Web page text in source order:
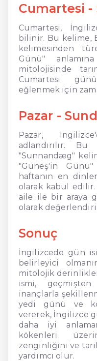
Cumartesi -
Cumartesi,
bilinir. Bu kelime,
kelimesinden
Günü"
mitolojisinde
Cumartesi
eğlenmek için
Pazar -
Pazar,
adlandırılır.
"Sunnandæg"
"Güneş'in
haftanın en
olarak kabul
aile ile bir araya
olarak
Sonuç
İngilizcede gün
belirleyici
mitolojik
ismi,
inançlarla
yedi günü ve
vererek, İngilizce
daha iyi
kökenleri
zenginliğini ve
yardımcı olur.